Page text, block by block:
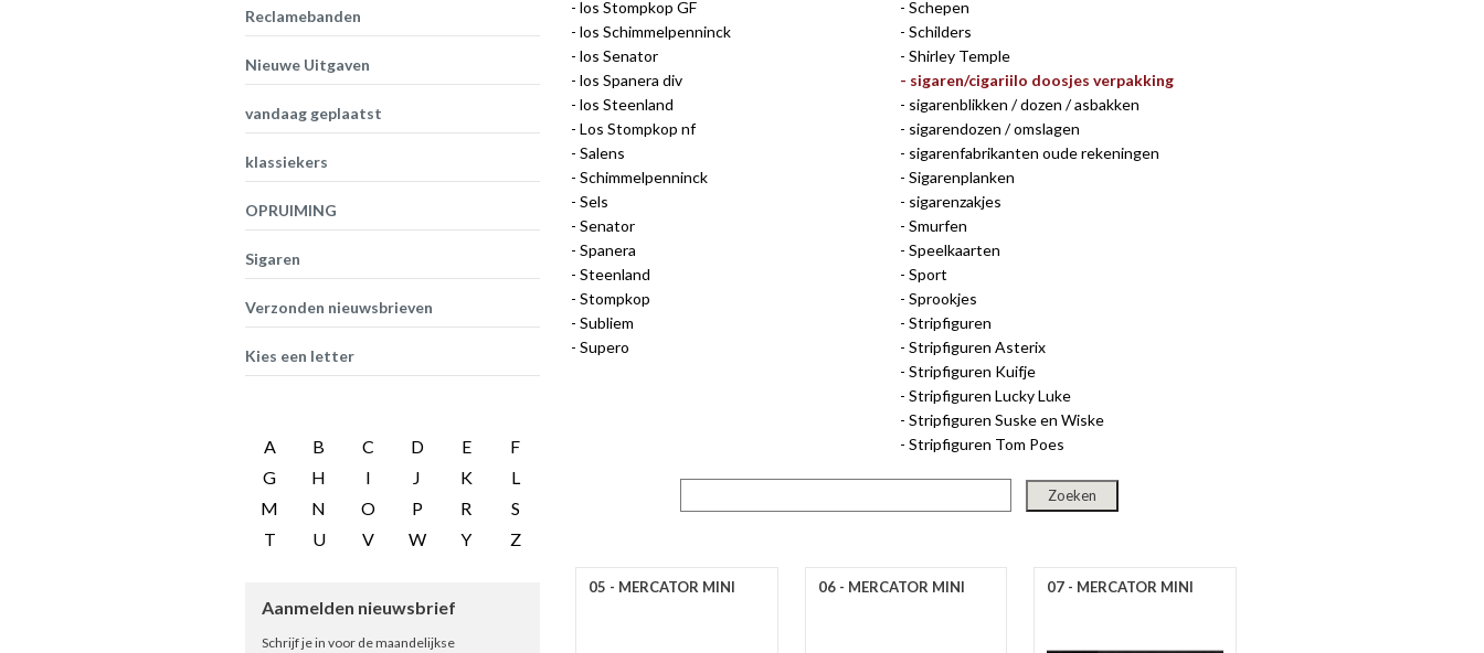
Reclamebanden
Nieuwe Uitgaven
vandaag geplaatst
klassiekers
OPRUIMING
Sigaren
Verzonden nieuwsbrieven
Kies een letter
A B C D E
F
G
H I J K
L
M
N O P R
S
T
U V W Y Z
Aanmelden nieuwsbrief
Schrijf je in voor de maandelijkse
los Stompkop GF
los Schimmelpenninck
los Senator
los Spanera div
los Steenland
Los Stompkop nf
Salens
Schimmelpenninck
Sels
Senator
Spanera
Steenland
Stompkop
Subliem
Supero
Schepen
Schilders
Shirley Temple
sigaren/cigariilo doosjes verpakking
sigarenblikken / dozen / asbakken
sigarendozen / omslagen
sigarenfabrikanten oude rekeningen
Sigarenplanken
sigarenzakjes
Smurfen
Speelkaarten
Sport
Sprookjes
Stripfiguren
Stripfiguren Asterix
Stripfiguren Kuifje
Stripfiguren Lucky Luke
Stripfiguren Suske en Wiske
Stripfiguren Tom Poes
05 - MERCATOR MINI 06 - MERCATOR MINI 07 - MERCATOR MINI